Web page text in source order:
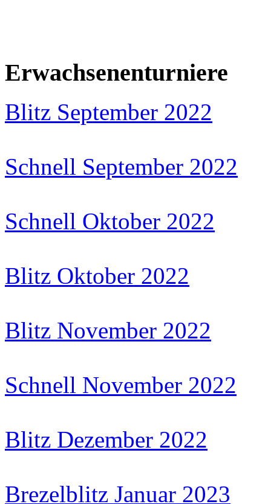
Erwachsenenturniere
Blitz September 2022
Schnell September 2022
Schnell Oktober 2022
Blitz Oktober 2022
Blitz November 2022
Schnell November 2022
Blitz Dezember 2022
Brezelblitz Januar 2023